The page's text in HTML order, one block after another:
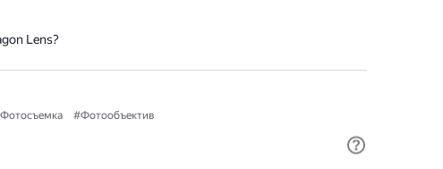
Lens?
#Фотообъектив